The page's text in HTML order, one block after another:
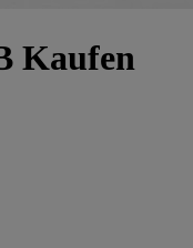
Kaufen